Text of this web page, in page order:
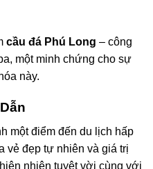
cầu đá Phú Long – công
một minh chứng cho sự
này.
một điểm đến du lịch hấp
vẻ đẹp tự nhiên và giá trị
nhiên tuyệt vời cùng với